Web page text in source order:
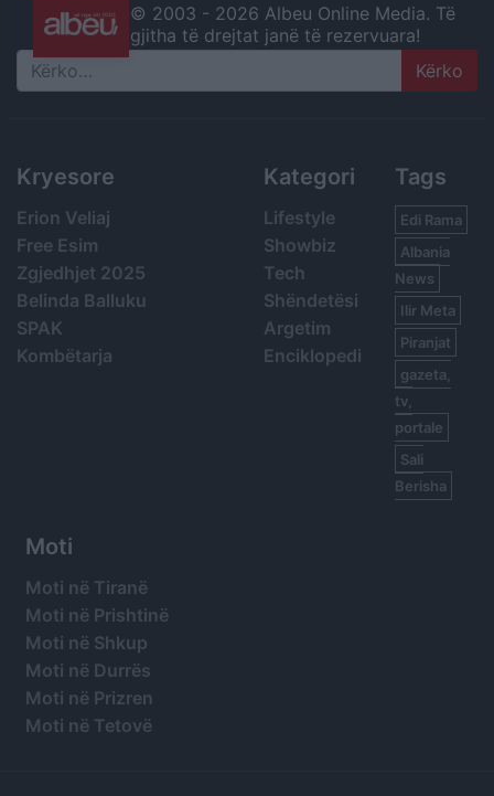
© 2003 - 2026 Albeu Online Media. Të
gjitha të drejtat janë të rezervuara!
Search
Kryesore
Erion Veliaj
Free Esim
Zgjedhjet 2025
Belinda Balluku
SPAK
Kombëtarja
Kategori
Lifestyle
Showbiz
Tech
Shëndetësi
Argetim
Enciklopedi
Tags
Edi Rama
Albania
News
Ilir Meta
Piranjat
gazeta,
tv,
portale
Sali
Berisha
Moti
Moti në Tiranë
Moti në Prishtinë
Moti në Shkup
Moti në Durrës
Moti në Prizren
Moti në Tetovë